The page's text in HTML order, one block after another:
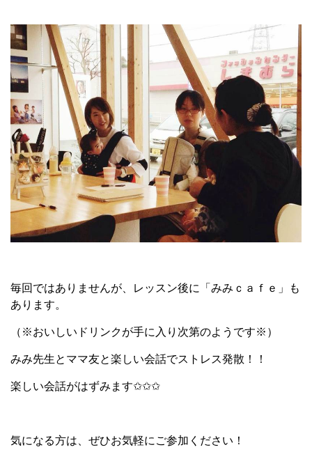
毎回ではありませんが、レッスン後に「みみｃａｆｅ」も
あります。
（※おいしいドリンクが手に入り次第のようです※）
みみ先生とママ友と楽しい会話でストレス発散！！
楽しい会話がはずみます✩✩✩
気になる方は、ぜひお気軽にご参加ください！